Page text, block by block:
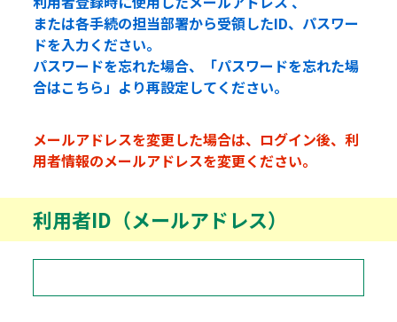
または各手続の担当部署から受領したID、パスワー
ドを入力ください。
パスワードを忘れた場合、「パスワードを忘れた場
合はこちら」より再設定してください。
メールアドレスを変更した場合は、ログイン後、利
用者情報のメールアドレスを変更ください。
利用者ID（メールアドレス）